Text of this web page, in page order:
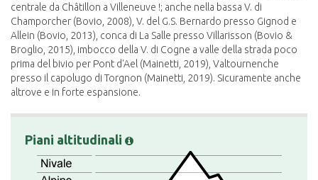
centrale da Châtillon a Villeneuve !; anche nella bassa V. di
Champorcher (Bovio, 2008), V. del G.S. Bernardo presso Gignod e
Allein (Bovio, 2013), conca di La Salle presso Villarisson (Bovio &
Broglio, 2015), imbocco della V. di Cogne a valle della strada poco
prima del bivio per Pont d'Ael (Mainetti, 2019), Valtournenche
presso il capolugo di Torgnon (Mainetti, 2019). Sicuramente anche
altrove e in forte espansione.
Piani altitudinali